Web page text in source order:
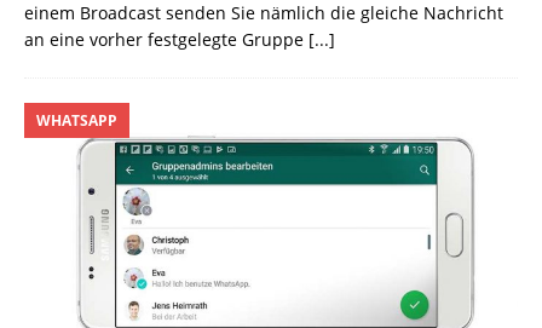
einem Broadcast senden Sie nämlich die gleiche Nachricht
an eine vorher festgelegte Gruppe [...]
WHATSAPP